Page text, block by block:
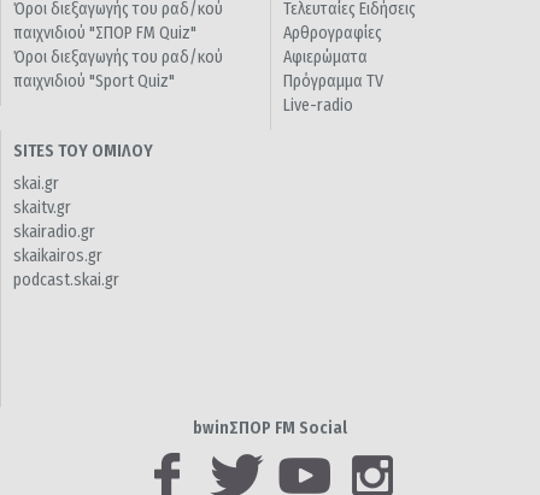
Όροι διεξαγωγής του ραδ/κού
παιχνιδιού "ΣΠΟΡ FM Quiz"
Όροι διεξαγωγής του ραδ/κού
παιχνιδιού "Sport Quiz"
Τελευταίες Ειδήσεις
Αρθρογραφίες
Αφιερώματα
Πρόγραμμα TV
Live-radio
SITES ΤΟΥ ΟΜΙΛΟΥ
skai.gr
skaitv.gr
skairadio.gr
skaikairos.gr
podcast.skai.gr
bwinΣΠΟΡ FM Social